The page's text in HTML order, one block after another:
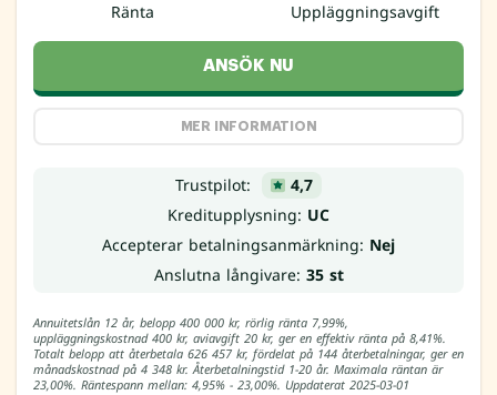
Ränta Uppläggningsavgift
ANSÖK NU
MER INFORMATION
Trustpilot:
4,7
Kreditupplysning: UC
Accepterar betalningsanmärkning: Nej
Anslutna långivare: 35 st
Annuitetslån 12 år, belopp 400 000 kr, rörlig ränta 7,99%,
uppläggningskostnad 400 kr, aviavgift 20 kr, ger en effektiv ränta på 8,41%.
Totalt belopp att återbetala 626 457 kr, fördelat på 144 återbetalningar, ger en
månadskostnad på 4 348 kr. Återbetalningstid 1-20 år. Maximala räntan är
23,00%. Räntespann mellan: 4,95% - 23,00%. Uppdaterat 2025-03-01